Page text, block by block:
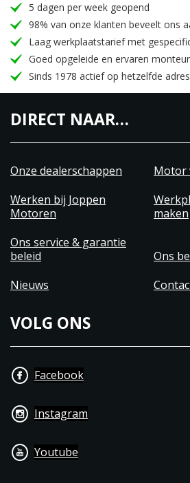
5 dagen per week geopend
98% van onze klanten beveelt ons
Laag werkplaatstarief met
Goed opgeleide en ervaren
Sinds 1978 actief op hetzelfde adres
DIRECT NAAR…
Onze dealerschappen
Motor
Werken bij Joppen
Motoren
maken
Ons service & garantie
beleid
Ons
Nieuws
VOLG ONS
Facebook
Instagram
Youtube